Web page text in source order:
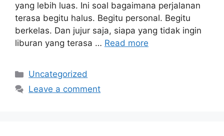
yang lebih luas. Ini soal bagaimana perjalanan
terasa begitu halus. Begitu personal. Begitu
berkelas. Dan jujur saja, siapa yang tidak ingin
liburan yang terasa … Read more
Categories
Uncategorized
Leave a comment